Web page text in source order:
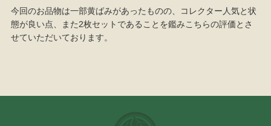
今回のお品物は一部黄ばみがあったものの、コレクター人気と状
態が良い点、また2枚セットであることを鑑みこちらの評価とさ
せていただいております。